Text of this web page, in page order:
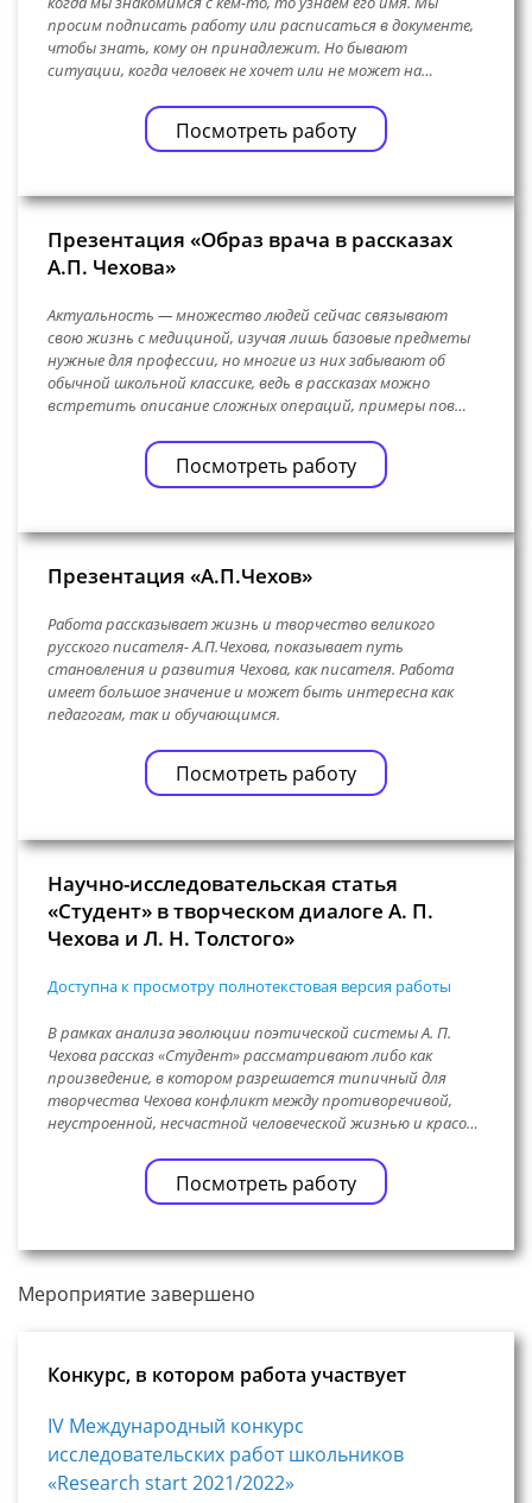
просим подписать работу или расписаться в документе,
чтобы знать, кому он принадлежит. Но бывают
ситуации, когда человек не хочет или не может на…
Посмотреть работу
Презентация «Образ врача в рассказах
А.П. Чехова»
Актуальность — множество людей сейчас связывают
свою жизнь с медициной, изучая лишь базовые предметы
нужные для профессии, но многие из них забывают об
обычной школьной классике, ведь в рассказах можно
встретить описание сложных операций, примеры пов…
Посмотреть работу
Презентация «А.П.Чехов»
Работа рассказывает жизнь и творчество великого
русского писателя- А.П.Чехова, показывает путь
становления и развития Чехова, как писателя. Работа
имеет большое значение и может быть интересна как
педагогам, так и обучающимся.
Посмотреть работу
Научно-исследовательская статья
«Студент» в творческом диалоге А. П.
Чехова и Л. Н. Толстого»
Доступна к просмотру полнотекстовая версия работы
В рамках анализа эволюции поэтической системы А. П.
Чехова рассказ «Студент» рассматривают либо как
произведение, в котором разрешается типичный для
творчества Чехова конфликт между противоречивой,
неустроенной, несчастной человеческой жизнью и красо…
Посмотреть работу
Мероприятие завершено
Конкурс, в котором работа участвует
IV Международный конкурс
исследовательских работ школьников
«Research start 2021/2022»